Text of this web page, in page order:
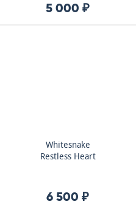
5 000 ₽
Whitesnake
Restless Heart
6 500 ₽